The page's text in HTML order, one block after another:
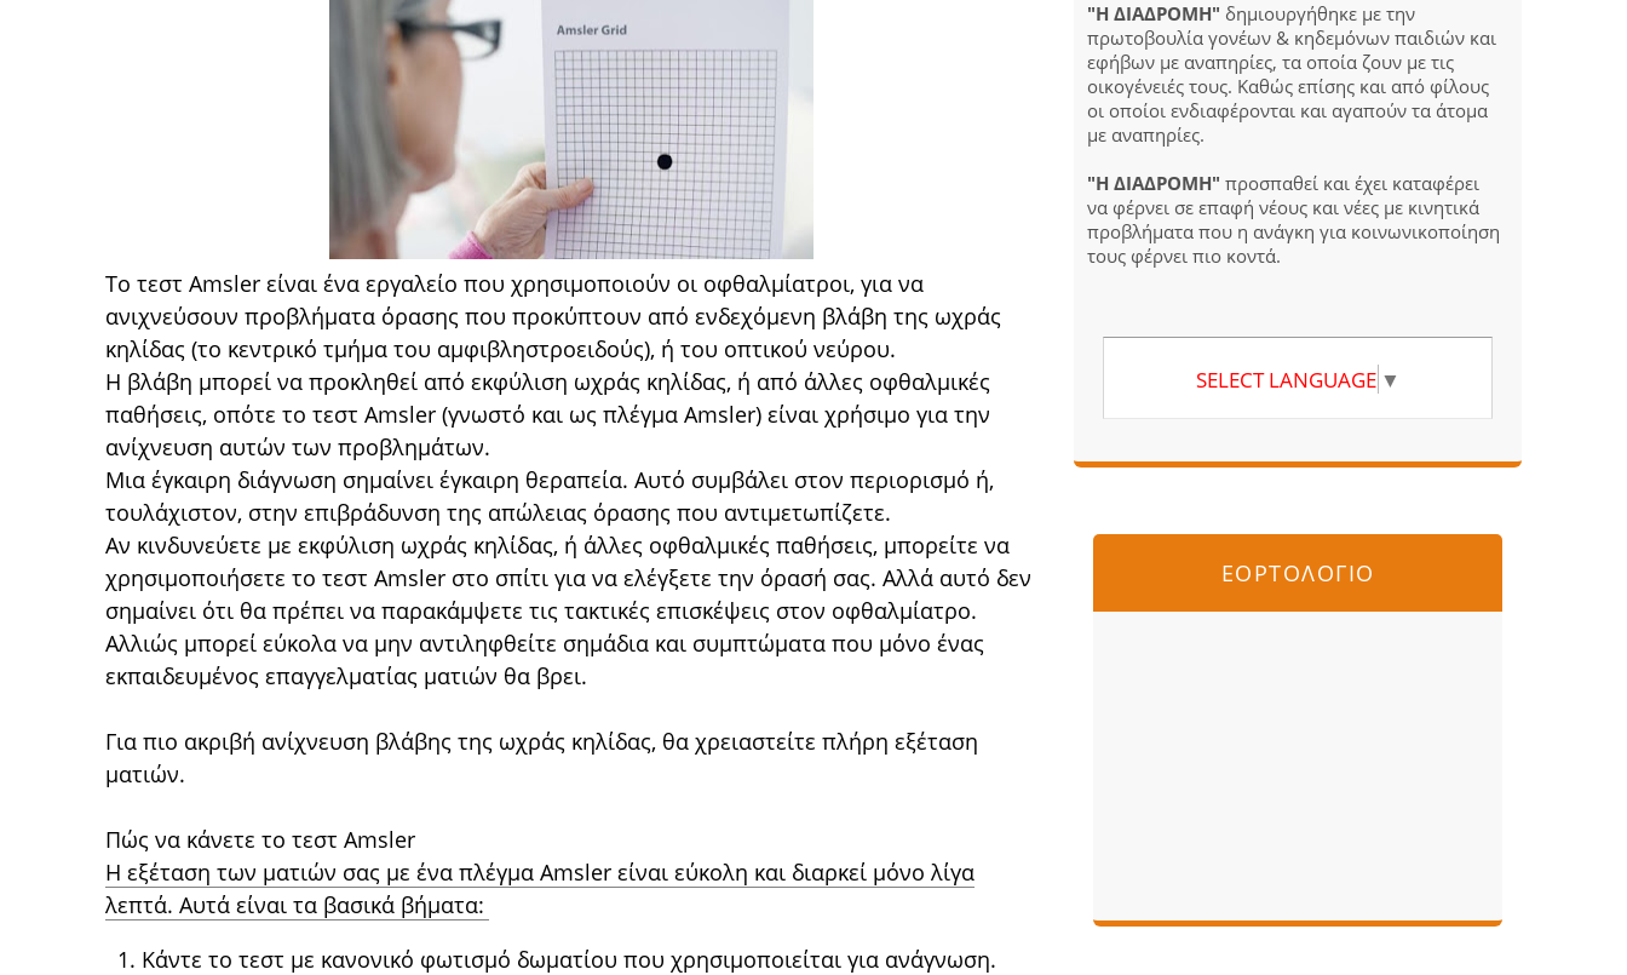
Το τεστ Amsler είναι ένα εργαλείο που χρησιμοποιούν οι οφθαλμίατροι, για να
ανιχνεύσουν προβλήματα όρασης που προκύπτουν από ενδεχόμενη βλάβη της ωχράς
κηλίδας (το κεντρικό τμήμα του αμφιβληστροειδούς), ή του οπτικού νεύρου.
Η βλάβη μπορεί να προκληθεί από εκφύλιση ωχράς κηλίδας, ή από άλλες οφθαλμικές
παθήσεις, οπότε το τεστ Amsler (γνωστό και ως πλέγμα Amsler) είναι χρήσιμο για την
ανίχνευση αυτών των προβλημάτων.
Μια έγκαιρη διάγνωση σημαίνει έγκαιρη θεραπεία. Αυτό συμβάλει στον περιορισμό ή,
τουλάχιστον, στην επιβράδυνση της απώλειας όρασης που αντιμετωπίζετε.
Αν κινδυνεύετε με εκφύλιση ωχράς κηλίδας, ή άλλες οφθαλμικές παθήσεις, μπορείτε να
χρησιμοποιήσετε το τεστ Amsler στο σπίτι για να ελέγξετε την όρασή σας. Αλλά αυτό δεν
σημαίνει ότι θα πρέπει να παρακάμψετε τις τακτικές επισκέψεις στον οφθαλμίατρο.
Αλλιώς μπορεί εύκολα να μην αντιληφθείτε σημάδια και συμπτώματα που μόνο ένας
εκπαιδευμένος επαγγελματίας ματιών θα βρει.
Για πιο ακριβή ανίχνευση βλάβης της ωχράς κηλίδας, θα χρειαστείτε πλήρη εξέταση
ματιών.
Πώς να κάνετε το τεστ Amsler
Η εξέταση των ματιών σας με ένα πλέγμα Amsler είναι εύκολη και διαρκεί μόνο λίγα
λεπτά. Αυτά είναι τα βασικά βήματα:
Κάντε το τεστ με κανονικό φωτισμό δωματίου που χρησιμοποιείται για ανάγνωση.
"Η ΔΙΑΔΡΟΜΗ" δημιουργήθηκε με την
πρωτοβουλία γονέων & κηδεμόνων παιδιών και
εφήβων με αναπηρίες, τα οποία ζουν με τις
οικογένειές τους. Καθώς επίσης και από φίλους
οι οποίοι ενδιαφέρονται και αγαπούν τα άτομα
με αναπηρίες.
"Η ΔΙΑΔΡΟΜΗ" προσπαθεί και έχει καταφέρει
να φέρνει σε επαφή νέους και νέες με κινητικά
προβλήματα που η ανάγκη για κοινωνικοποίηση
τους φέρνει πιο κοντά.
SELECT LANGUAGE ▼
ΕΟΡΤΟΛΟΓΙΟ